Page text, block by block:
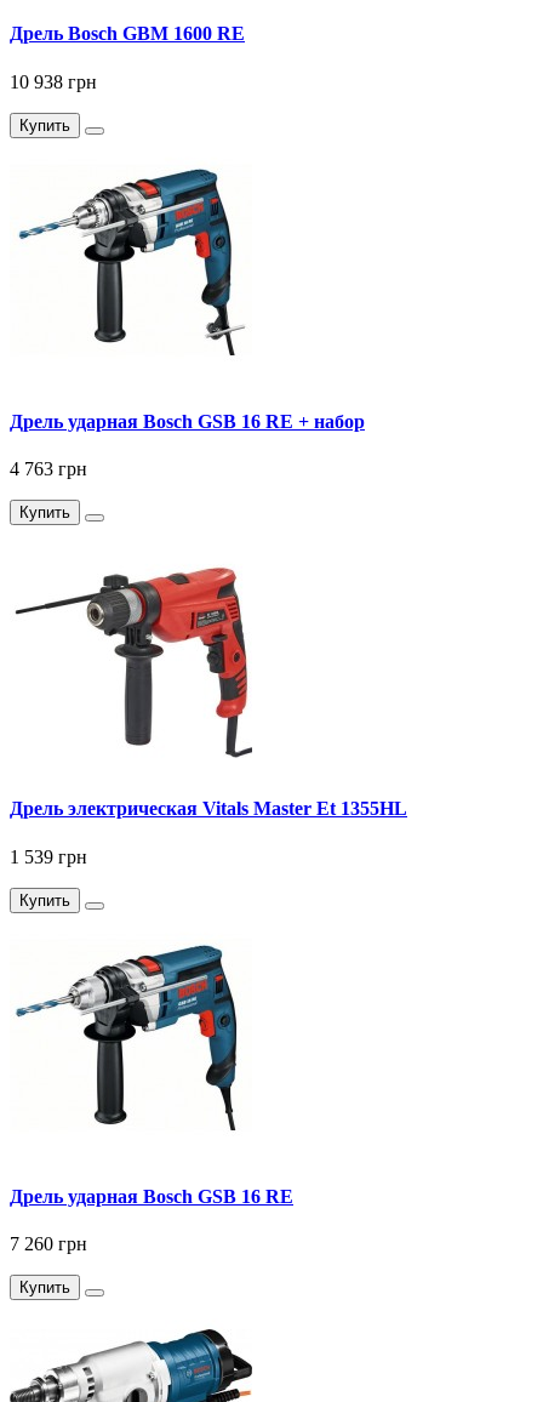
Дрель Bosch GBM 1600 RE
10 938 грн
Купить
Дрель ударная Bosch GSB 16 RE + набор
4 763 грн
Купить
Дрель электрическая Vitals Master Et 1355HL
1 539 грн
Купить
Дрель ударная Bosch GSB 16 RE
7 260 грн
Купить